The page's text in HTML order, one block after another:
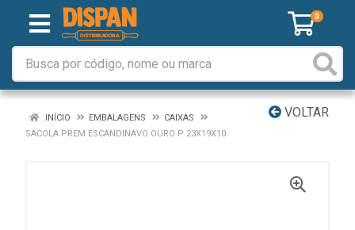
0
VOLTAR
INÍCIO EMBALAGENS
CAIXAS
SACOLA PREM ESCANDINAVO OURO P 23X19X10